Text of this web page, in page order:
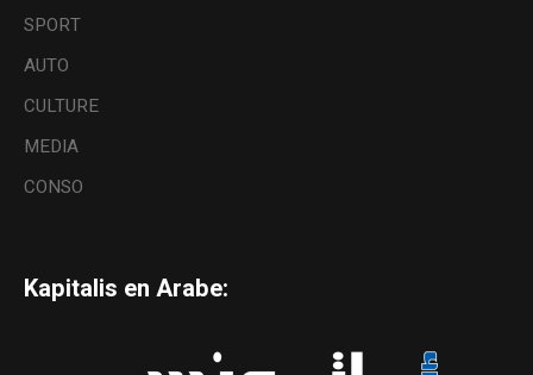
SPORT
AUTO
CULTURE
MEDIA
CONSO
Kapitalis en Arabe: